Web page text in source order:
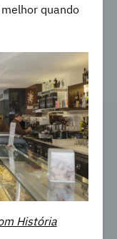
quando
História